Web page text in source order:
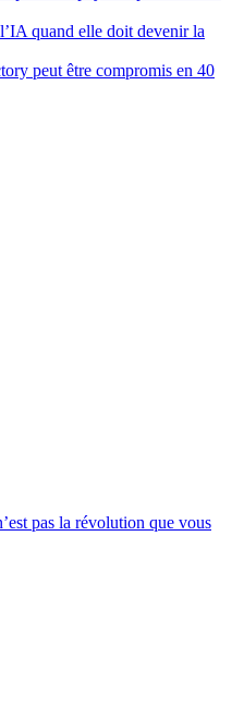
quand elle doit devenir la
peut être compromis en 40
pas la révolution que vous